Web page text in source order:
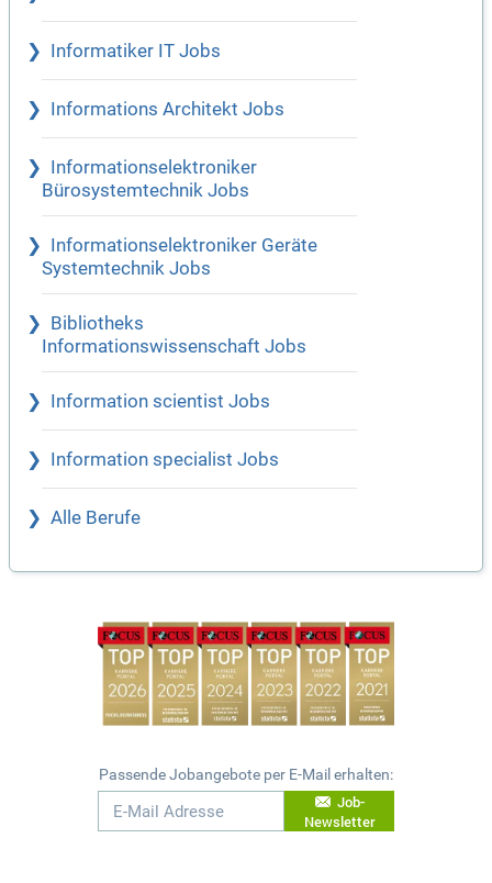
Informatiker IT Jobs
Informations Architekt Jobs
Informationselektroniker
Bürosystemtechnik Jobs
Informationselektroniker Geräte
Systemtechnik Jobs
Bibliotheks
Informationswissenschaft Jobs
Information scientist Jobs
Information specialist Jobs
Alle Berufe
Passende Jobangebote per E-Mail erhalten:
Job-
Newsletter